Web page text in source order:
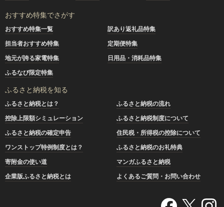
おすすめ特集でさがす
おすすめ特集一覧
訳あり返礼品特集
担当者おすすめ特集
定期便特集
地元が誇る家電特集
日用品・消耗品特集
ふるなび限定特集
ふるさと納税を知る
ふるさと納税とは？
ふるさと納税の流れ
控除上限額シミュレーション
ふるさと納税制度について
ふるさと納税の確定申告
住民税・所得税の控除について
ワンストップ特例制度とは？
ふるさと納税のお礼特典
寄附金の使い道
マンガふるさと納税
企業版ふるさと納税とは
よくあるご質問・お問い合わせ